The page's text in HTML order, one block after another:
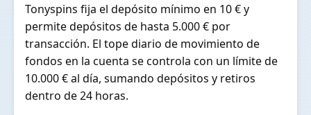
Tonyspins fija el depósito mínimo en 10 € y
permite depósitos de hasta 5.000 € por
transacción. El tope diario de movimiento de
fondos en la cuenta se controla con un límite de
10.000 € al día, sumando depósitos y retiros
dentro de 24 horas.